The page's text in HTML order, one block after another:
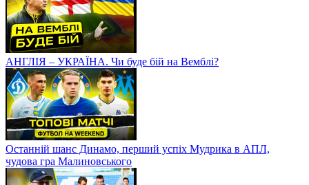
АНГЛІЯ – УКРАЇНА. Чи буде бій на Вемблі?
Останній шанс Динамо, перший успіх Мудрика в АПЛ,
чудова гра Малиновського